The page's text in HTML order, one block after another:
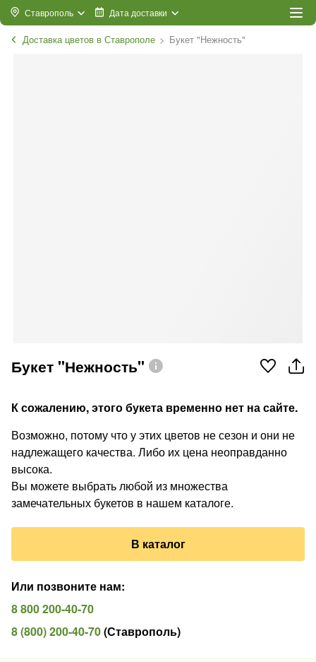
Ставрополь Дата доставки
Доставка цветов в Ставрополе Букет "Нежность"
Букет "Нежность"
К сожалению, этого букета временно нет на сайте.
Возможно, потому что у этих цветов не сезон и они не
надлежащего качества. Либо их цена неоправданно
высока.
Вы можете выбрать любой из множества
замечательных букетов в нашем каталоге.
В каталог
Или позвоните нам:
8 800 200-40-70
8 (800) 200-40-70(Ставрополь)